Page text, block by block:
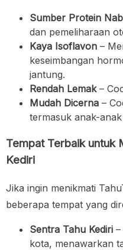
Sumber Protein
dan pemeliharaan
Kaya Isoflavon –
keseimbangan
jantung.
Rendah Lemak–
Mudah Dicerna –
termasuk anak-
Tempat Terbaik untuk
Kediri
Jika ingin menikmati
beberapa tempat yang
Sentra Tahu Kediri
kota, menawarkan